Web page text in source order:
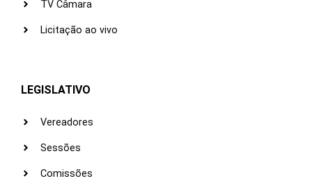
TV Câmara
Licitação ao vivo
LEGISLATIVO
Vereadores
Sessões
Comissões